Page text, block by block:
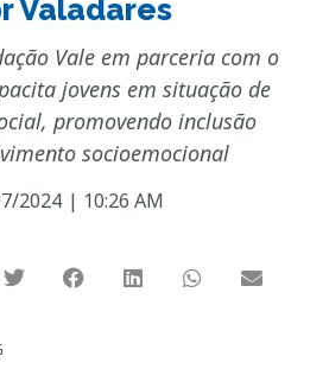
Valadares
Vale em parceria com o
jovens em situação de
promovendo inclusão
socioemocional
2024 | 10:26 AM